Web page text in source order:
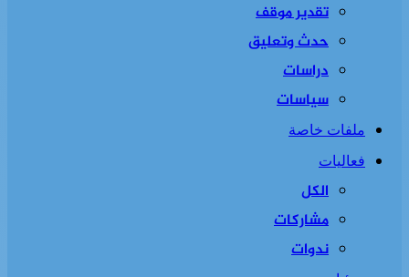
تقدير موقف
حدث وتعليق
دراسات
سياسات
ملفات خاصة
فعاليات
الكل
مشاركات
ندوات